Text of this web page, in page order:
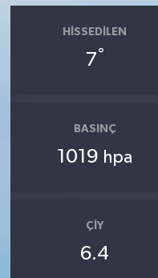
HISSEDILEN
7°
BASINÇ
1019 hpa
ÇIY
6.4